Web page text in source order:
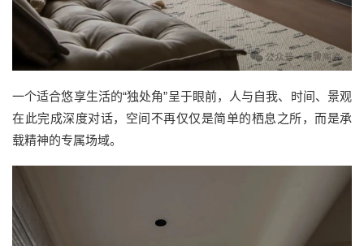
一个适合悠享生活的“独处角”呈于眼前，人与自我、时间、景观
在此完成深度对话，空间不再仅仅是简单的栖息之所，而是承
载精神的专属场域。